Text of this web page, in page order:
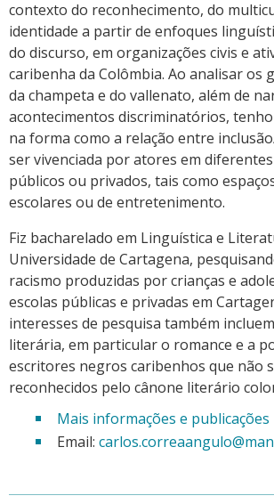
contexto do reconhecimento, do
identidade a partir de enfoques
do discurso, em organizações civis e
caribenha da Colômbia. Ao analisar os
da champeta e do vallenato, além de
acontecimentos discriminatórios,
na forma como a relação entre
ser vivenciada por atores em
públicos ou privados, tais como
escolares ou de entretenimento.
Fiz bacharelado em Linguística e
Universidade de Cartagena,
racismo produzidas por crianças e
escolas públicas e privadas em
interesses de pesquisa também
literária, em particular o romance e a
escritores negros caribenhos que não
reconhecidos pelo cânone literário
Mais informações e publicações
Email: